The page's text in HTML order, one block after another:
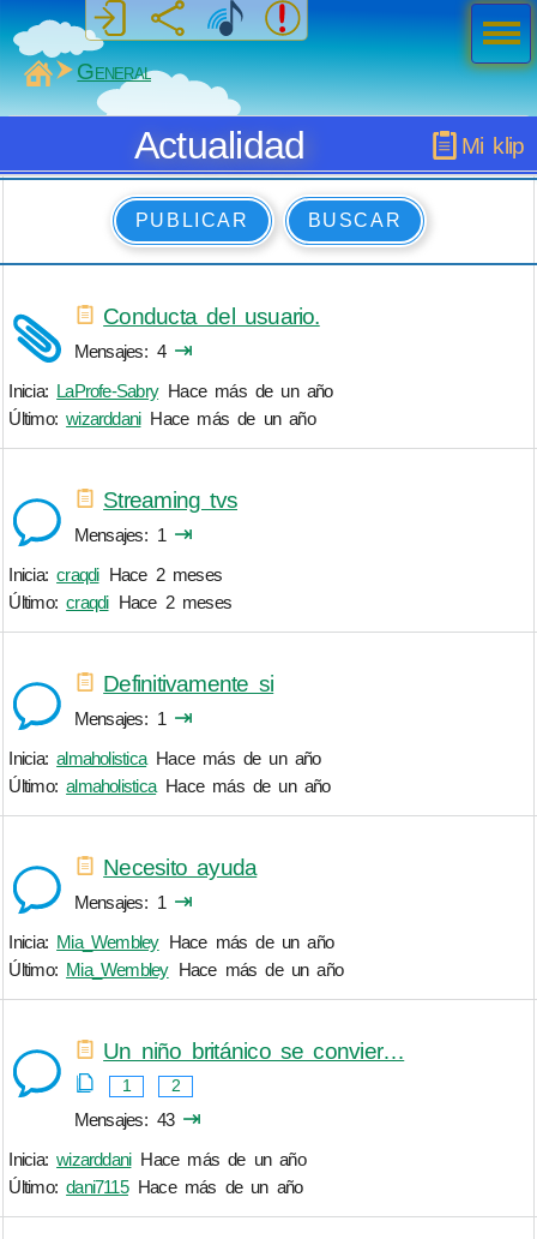
MiSabueso
General
Mi klip
Actualidad
PUBLICAR BUSCAR
Conducta del usuario.
Mensajes 4 ⇥
Inicia: LaProfe-Sabry Hace más de un año
Último:wizarddani Hace más de un año
Streaming tvs
Mensajes 1 ⇥
Inicia:craqdi Hace 2 meses
Último:craqdi Hace 2 meses
Definitivamente si
Mensajes 1 ⇥
Inicia:almaholistica Hace más de un año
Último:almaholistica Hace más de un año
Necesito ayuda
Mensajes 1 ⇥
Inicia: Mia_Wembley Hace más de un año
Último: Mia_Wembley Hace más de un año
Un niño británico se convier…
1 2
Mensajes 43 ⇥
Inicia:wizarddani Hace más de un año
Último:dani7115 Hace más de un año
Men
ú